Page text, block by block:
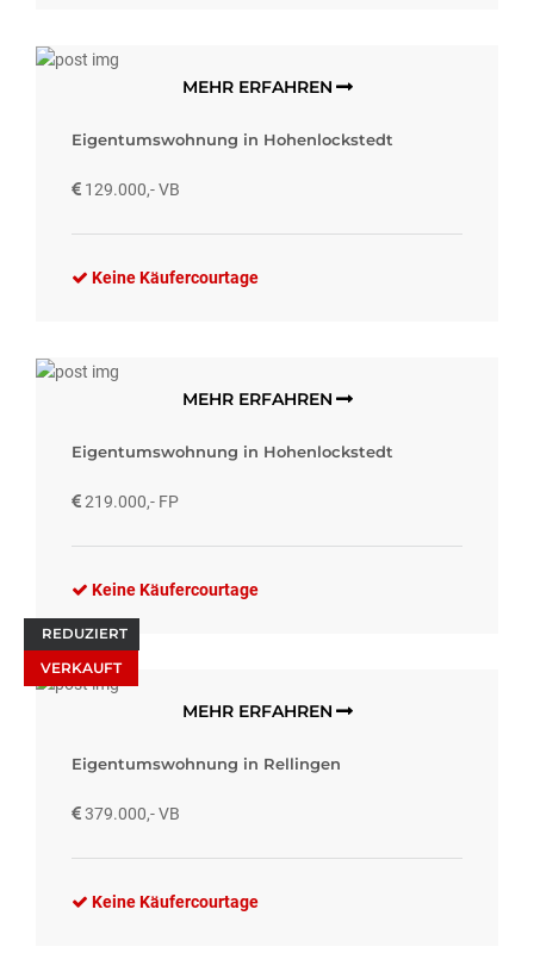
MEHR ERFAHREN
Eigentumswohnung in Hohenlockstedt
129.000,- VB
Keine Käufercourtage
MEHR ERFAHREN
Eigentumswohnung in Hohenlockstedt
219.000,- FP
Keine Käufercourtage
VERKAUFT
REDUZIERT
MEHR ERFAHREN
Eigentumswohnung in Rellingen
379.000,- VB
Keine Käufercourtage